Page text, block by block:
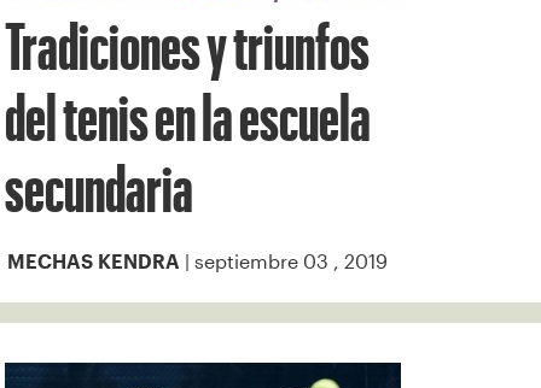
Tradiciones y triunfos
del tenis en la escuela
secundaria
MECHAS KENDRA | septiembre 03 , 2019